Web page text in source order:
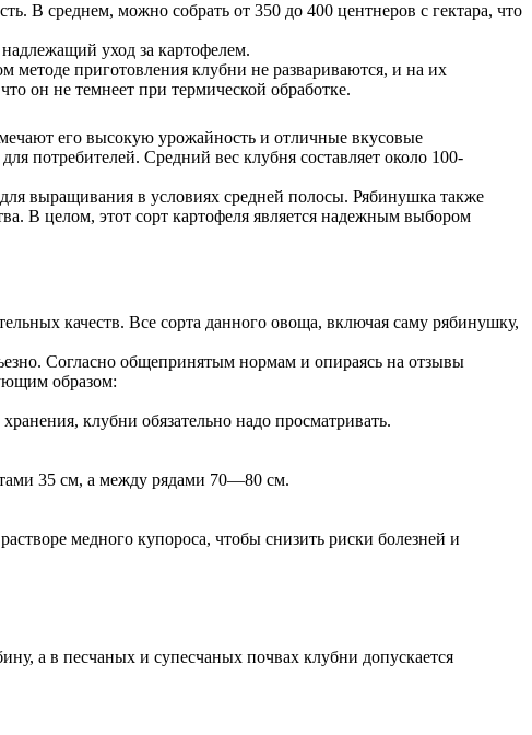
В среднем, можно собрать от 350 до 400 центнеров с гектара, что
уход за картофелем.
методе приготовления клубни не развариваются, и на их
он не темнеет при термической обработке.
его высокую урожайность и отличные вкусовые
потребителей. Средний вес клубня составляет около 100-
выращивания в условиях средней полосы. Рябинушка также
В целом, этот сорт картофеля является надежным выбором
качеств. Все сорта данного овоща, включая саму рябинушку,
Согласно общепринятым нормам и опираясь на отзывы
образом:
клубни обязательно надо просматривать.
35 см, а между рядами 70—80 см.
медного купороса, чтобы снизить риски болезней и
а в песчаных и супесчаных почвах клубни допускается